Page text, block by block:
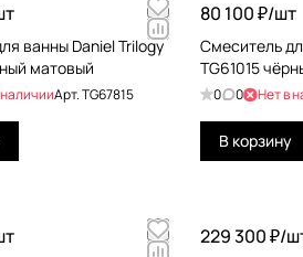
ванны Daniel Trilogy
матовый
Арт.TG67815
80 100 ₽/шт
Смеситель
TG61015
0 0 Нет в
В корзину
229 300 ₽/